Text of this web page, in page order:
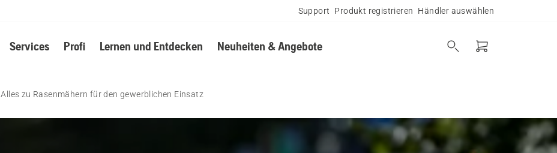
Support Produkt registrieren Händler auswählen
Services Profi Lernen und Entdecken Neuheiten & Angebote
Alles zu Rasenmähern für den gewerblichen Einsatz